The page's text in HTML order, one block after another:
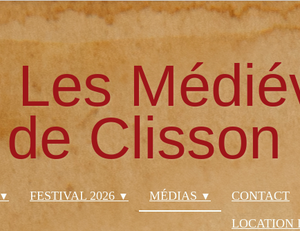
Les
de Clisson
▼ FESTIVAL 2026 ▼ MÉDIAS ▼
CONTACT
LOCATION